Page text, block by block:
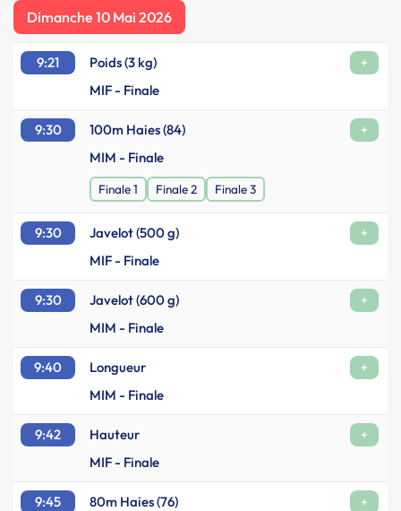
Dimanche 10 Mai 2026
9:21 Poids (3 kg)
+
MIF - Finale
9:30 100m Haies (84)
+
MIM - Finale
Finale 1 Finale 2 Finale 3
9:30 Javelot (500 g)
+
MIF - Finale
9:30 Javelot (600 g)
+
MIM - Finale
9:40 Longueur
+
MIM - Finale
9:42 Hauteur
+
MIF - Finale
9:45 80m Haies (76)
+